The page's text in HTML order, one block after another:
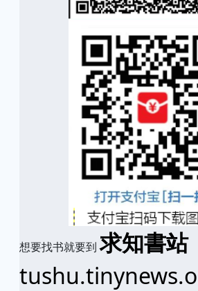
想要找书就要到求知書站